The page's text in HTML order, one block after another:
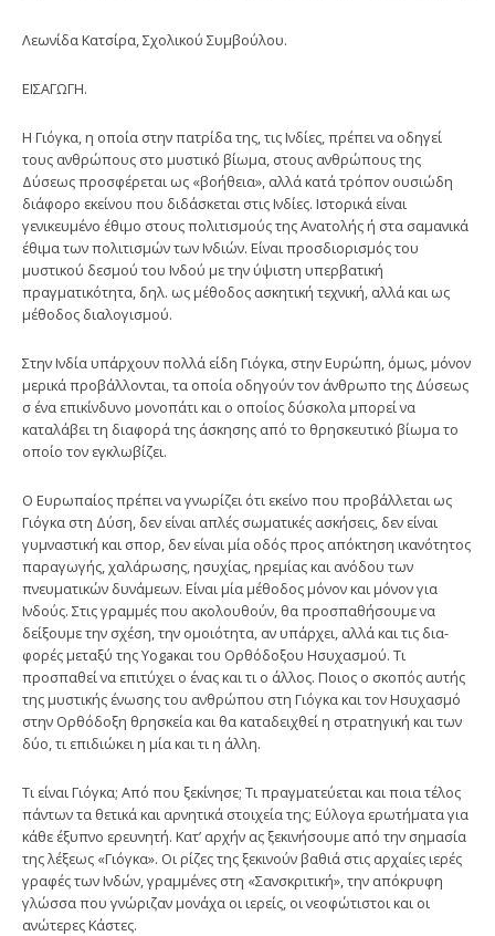
Λεωνίδα Κατσίρα, Σχολικού Συμβούλου.
ΕΙΣΑΓΩΓΗ.
Η Γιόγκα, η οποία στην πατρίδα της, τις Ινδίες, πρέπει να οδηγεί
τους ανθρώπους στο μυστικό βίωμα, στους ανθρώπους της
Δύσεως προσφέρεται ως «βοήθεια», αλλά κατά τρόπον ουσιώδη
διάφορο εκείνου που διδάσκεται στις Ινδίες. Ιστορικά είναι
γενικευμένο έθιμο στους πολιτισμούς της Ανατολής ή στα σαμανικά
έθιμα των πολιτισμών των Ινδιών. Είναι προσδιορισμός του
μυστικού δεσμού του Ινδού με την ύψιστη υπερβατική
πραγματικότητα, δηλ. ως μέθοδος ασκητική τεχνική, αλλά και ως
μέθοδος διαλογισμού.
Στην Ινδία υπάρχουν πολλά είδη Γιόγκα, στην Ευρώπη, όμως, μόνον
μερικά προβάλλονται, τα οποία οδηγούν τον άνθρωπο της Δύσεως
σ ένα επικίνδυνο μονοπάτι και ο οποίος δύσκολα μπορεί να
καταλάβει τη διαφορά της άσκησης από το θρησκευτικό βίωμα το
οποίο τον εγκλωβίζει.
Ο Ευρωπαίος πρέπει να γνωρίζει ότι εκείνο που προβάλλεται ως
Γιόγκα στη Δύση, δεν είναι απλές σωματικές ασκήσεις, δεν είναι
γυμναστική και σπορ, δεν είναι μία οδός προς απόκτηση ικανότητος
παραγωγής, χαλάρωσης, ησυχίας, ηρεμίας και ανόδου των
πνευματικών δυνάμεων. Είναι μία μέθοδος μόνον και μόνον για
Ινδούς. Στις γραμμές που ακολουθούν, θα προσπαθή­σουμε να
δείξουμε την σχέση, την ομοιότητα, αν υπάρχει, αλλά και τις δια­
φορές μεταξύ της Yogaκαι του Ορθόδοξου Ησυχασμού. Τι
προσπαθεί να επιτύχει ο ένας και τι ο άλλος. Ποιος ο σκοπός αυτής
της μυστικής ένωσης του ανθρώπου στη Γιόγκα και τον Ησυχασμό
στην Ορθόδοξη θρησκεία και θα καταδειχθεί η στρατηγική και των
δύο, τι επιδιώκει η μία και τι η άλλη.
Τι είναι Γιόγκα; Από που ξεκίνησε; Τι πραγματεύεται και ποια τέλος
πάντων τα θετικά και αρνητικά στοιχεία της; Εύλογα ερωτήματα για
κάθε έξυπνο ερευ­νητή. Κατ’ αρχήν ας ξεκινήσουμε από την σημασία
της λέξεως «Γιόγκα». Οι ρίζες της ξεκινούν βαθιά στις αρχαίες ιερές
γραφές των Ινδών, γραμμένες στη «Σανσκριτική», την απόκρυφη
γλώσσα που γνώριζαν μονάχα οι ιερείς, οι νεοφώτιστοι και οι
ανώτερες Κάστες.